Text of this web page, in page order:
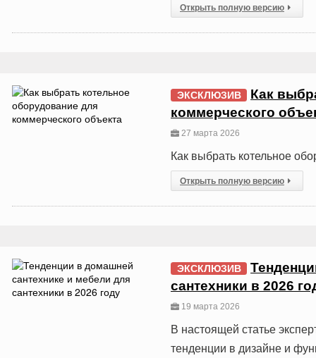
Открыть полную версию
ЭКСКЛЮЗИВ
Как
коммерческого
27 марта 2026
Как выбрать котельное
Открыть полную версию
ЭКСКЛЮЗИВ
сантехники в 2026
19 марта 2026
В настоящей статье
тенденции в дизайне и